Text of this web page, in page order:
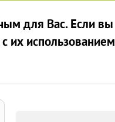
для Вас. Если вы
их использованием